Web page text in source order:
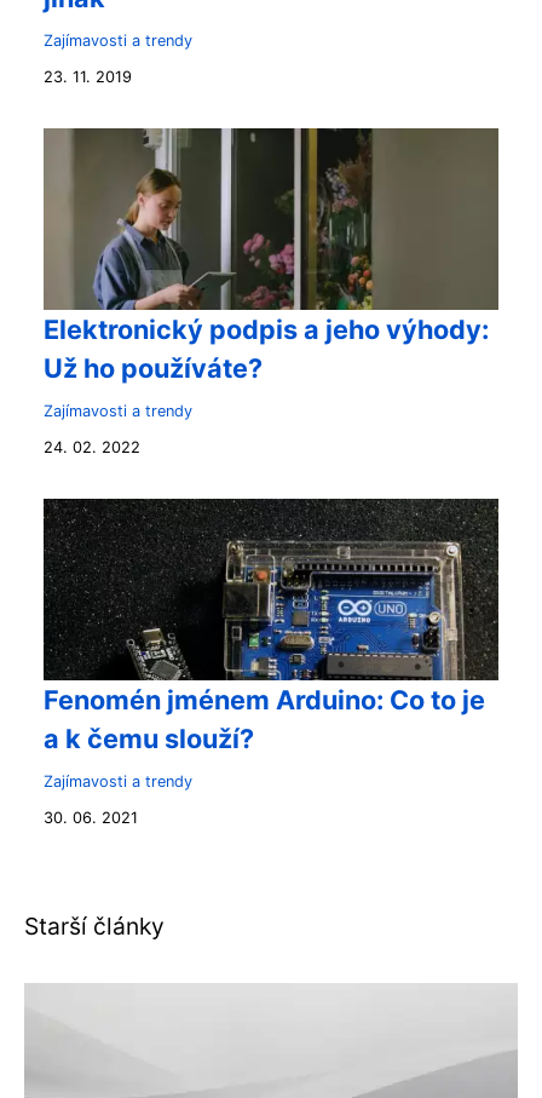
Zajímavosti a trendy
23. 11. 2019
Elektronický podpis a jeho výhody:
Už ho používáte?
Zajímavosti a trendy
24. 02. 2022
Fenomén jménem Arduino: Co to je
a k čemu slouží?
Zajímavosti a trendy
30. 06. 2021
Starší články